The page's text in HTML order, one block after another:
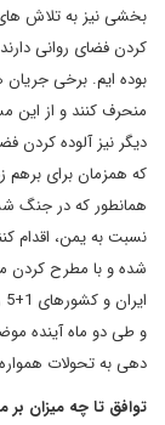
بخشی نیز به تلاش
کردن فضای روانی
بوده ایم. برخی
منحرف کنند و از این
دیگر نیز آلوده کردن
که همزمان برای
همانطور که در جنگ
نسبت به یمن، اقدام
شده و با مطرح کردن
و طی دو ماه آینده
دهی به تحولات
توافق تا چه میزان بر